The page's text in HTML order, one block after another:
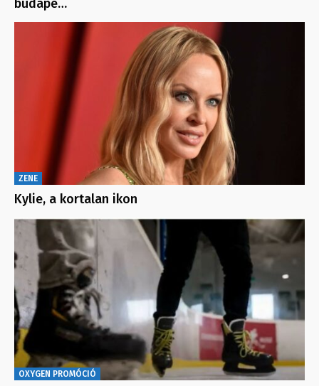
budape…
ZENE
Kylie, a kortalan ikon
OXYGEN PROMÓCIÓ